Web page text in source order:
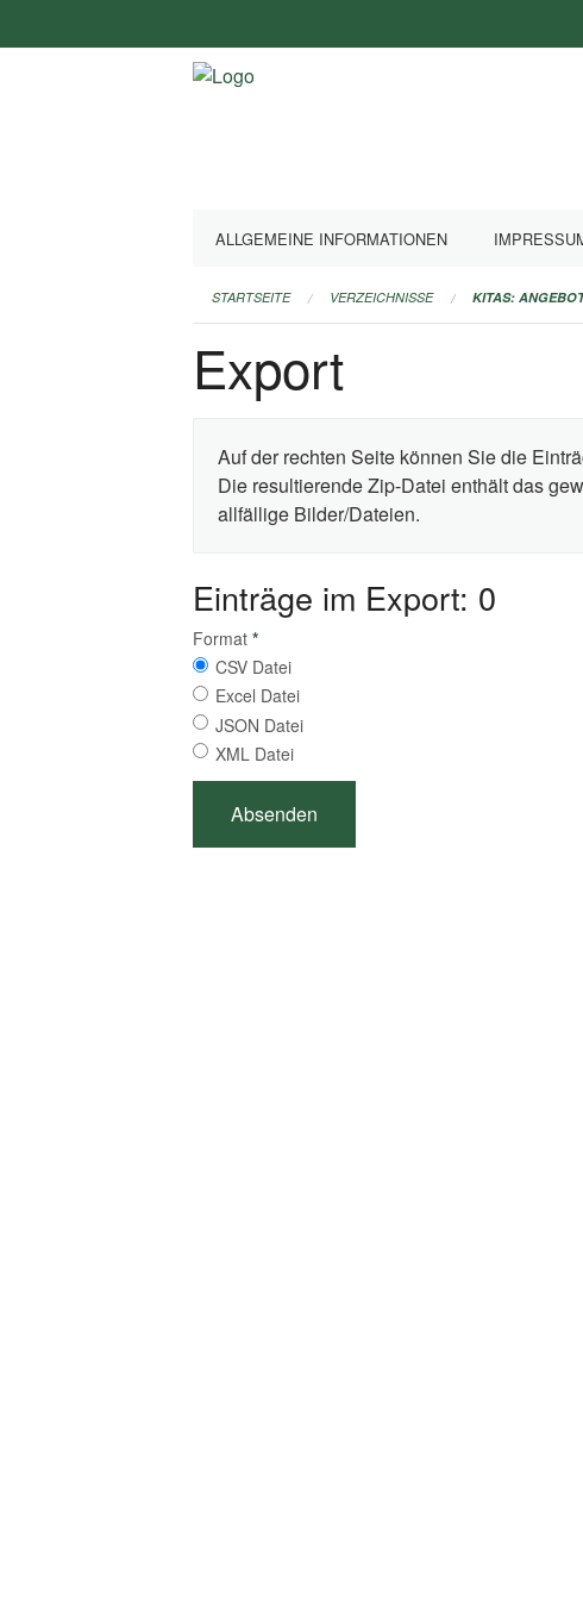
überspringen
ALLGEMEINE INFORMATIONEN
STARTSEITE VERZEICHNISSE KITAS:
Export
Auf der rechten Seite können Sie die
Die resultierende Zip-Datei enthält das
allfällige Bilder/Dateien.
Einträge im Export: 0
Format *
CSV Datei
Excel Datei
JSON Datei
XML Datei